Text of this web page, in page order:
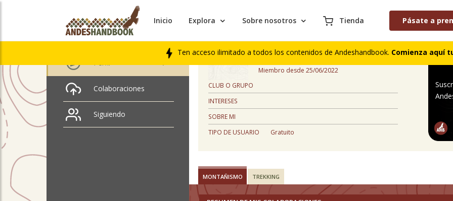
Inicio Explora Sobre nosotros Tienda Pásate a
Ten acceso ilimitado a todos los contenidos de Andeshandbook. Comienza aquí
Alejandra Soto castro
Perfil
Colaboraciones
Siguiendo
PERFIL
Miembro desde 25/06/2022
CLUB O GRUPO
INTERESES
SOBRE MI
TIPO DE USUARIO
Gratuito
MONTAÑISMO TREKKING